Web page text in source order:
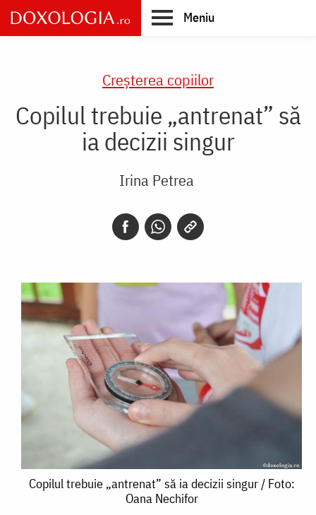
Skip
to
main
Meniu
Creşterea copiilor
Copilul trebuie „antrenat” să
ia decizii singur
Irina Petrea
Copilul
Copilul trebuie „antrenat” să ia decizii singur / Foto:
Oana Nechifor